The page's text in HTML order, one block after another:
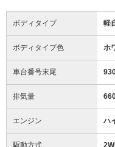
ボディタイプ 軽
ボディタイプ色 ホ
車台番号末尾
排気量
エンジン ハ
駆動方式